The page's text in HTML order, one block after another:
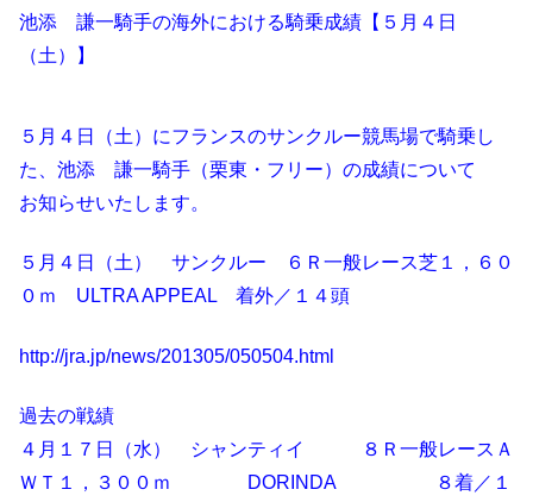
池添 謙一騎手の海外における騎乗成績【５月４日
（土）】
５月４日（土）にフランスのサンクルー競馬場で騎乗し
た、池添 謙一騎手（栗東・フリー）の成績について
お知らせいたします。
５月４日（土） サンクルー ６Ｒ一般レース芝１，６０
０ｍ ULTRA APPEAL 着外／１４頭
http://jra.jp/news/201305/050504.html
過去の戦績
４月１７日（水） シャンティイ ８Ｒ一般レースＡ
ＷＴ１，３００ｍ DORINDA ８着／１